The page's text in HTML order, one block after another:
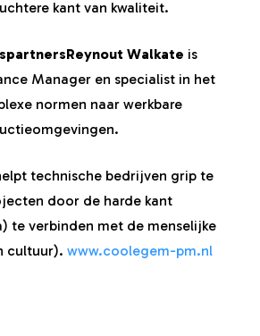
kant van kwaliteit.
Walkate is
Manager en specialist in het
normen naar werkbare
technische bedrijven grip te
door de harde kant
te verbinden met de menselijke
cultuur). www.coolegem-pm.nl